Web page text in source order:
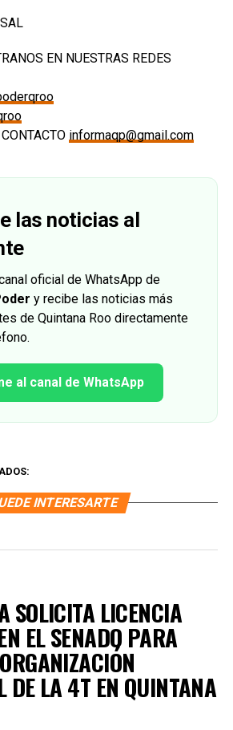
EN NUESTRAS REDES
informaqp@gmail.com
las noticias al
oficial de WhatsApp de
y recibe las noticias más
de Quintana Roo directamente
al canal de WhatsApp
INTERESARTE
SOLICITA LICENCIA
EL SENADO PARA
DE LA 4T EN QUINTANA